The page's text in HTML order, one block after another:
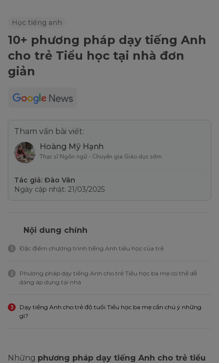
Học tiếng anh
10+ phương pháp dạy tiếng Anh
cho trẻ Tiểu học tại nhà đơn
giản
Tham vấn bài viết:
Hoàng Mỹ Hạnh
Thạc sĩ Ngôn ngữ - Chuyên gia Giáo dục sớm
Tác giả: Đào Vân
Ngày cập nhật: 21/03/2025
Nội dung chính
1 Đặc điểm chương trình tiếng Anh tiểu học của trẻ
2
Phương pháp dạy tiếng Anh cho trẻ Tiểu học ba mẹ có thể dễ
dàng áp dụng tại nhà
3
Dạy tiếng Anh cho trẻ độ tuổi Tiểu học ba mẹ cần chú ý những
gì?
Những phương pháp dạy tiếng Anh cho trẻ tiểu